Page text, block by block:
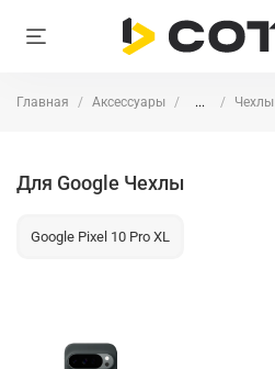
Главная Аксессуары ... Чехлы
Для Google Чехлы
Google Pixel 10 Pro XL